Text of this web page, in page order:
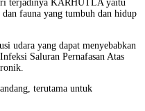
terjadinya KARHUTLA yaitu
fauna yang tumbuh dan hidup
udara yang dapat menyebabkan
Saluran Pernafasan Atas
terutama untuk